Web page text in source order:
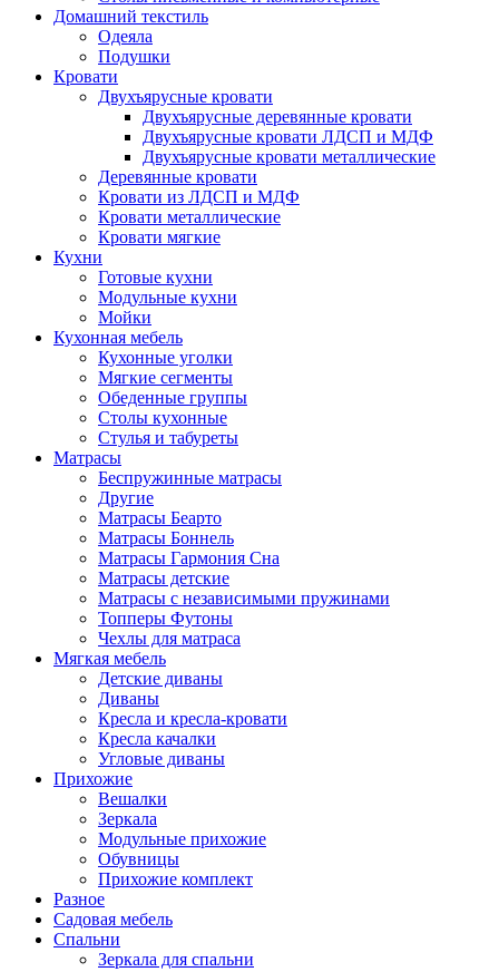
Домашний текстиль
Одеяла
Подушки
Кровати
Двухъярусные кровати
Двухъярусные деревянные кровати
Двухъярусные кровати ЛДСП и МДФ
Двухъярусные кровати металлические
Деревянные кровати
Кровати из ЛДСП и МДФ
Кровати металлические
Кровати мягкие
Кухни
Готовые кухни
Модульные кухни
Мойки
Кухонная мебель
Кухонные уголки
Мягкие сегменты
Обеденные группы
Столы кухонные
Стулья и табуреты
Матрасы
Беспружинные матрасы
Другие
Матрасы Беарто
Матрасы Боннель
Матрасы Гармония Сна
Матрасы детские
Матрасы с независимыми пружинами
Топперы Футоны
Чехлы для матраса
Мягкая мебель
Детские диваны
Диваны
Кресла и кресла-кровати
Кресла качалки
Угловые диваны
Прихожие
Вешалки
Зеркала
Модульные прихожие
Обувницы
Прихожие комплект
Разное
Садовая мебель
Спальни
Зеркала для спальни